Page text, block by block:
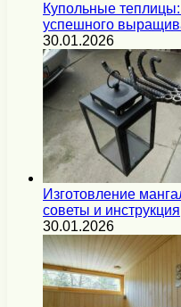
Купольные
успешного
30.01.2026
Изготовление
советы и инструкция
30.01.2026